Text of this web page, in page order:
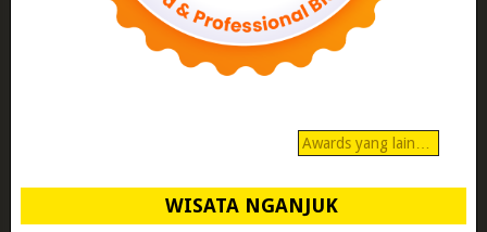
Awards yang lain…
WISATA NGANJUK